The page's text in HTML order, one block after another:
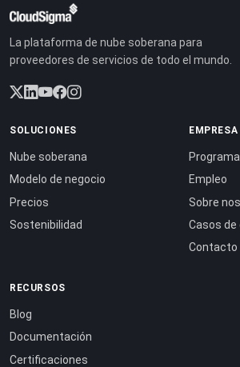
La plataforma de nube soberana para
proveedores de servicios de todo el mundo.
SOLUCIONES
Nube soberana
Modelo de negocio
Precios
Sostenibilidad
EMPRESA
Empleo
Sobre
Casos
Contacto
RECURSOS
Blog
Documentación
Certificaciones